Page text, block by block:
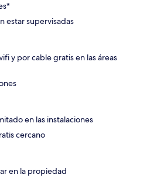
estar supervisadas
y por cable gratis en las áreas
en las instalaciones
cercano
en la propiedad